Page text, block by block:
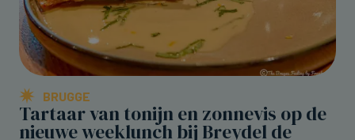
BRUGGE
Tartaar van tonijn en zonnevis op de
nieuwe weeklunch bij Breydel de